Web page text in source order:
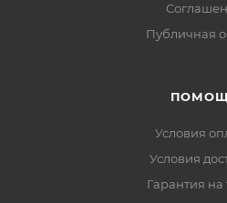
Публичная
Условия
Условия
Гарантия на